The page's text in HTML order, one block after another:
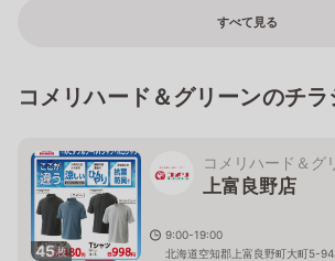
すべて見る
コメリハード＆グリーンのチラ
45枚
コメリハード＆グ
上富良野店
9:00-19:00
北海道空知郡上富良野町大町5-